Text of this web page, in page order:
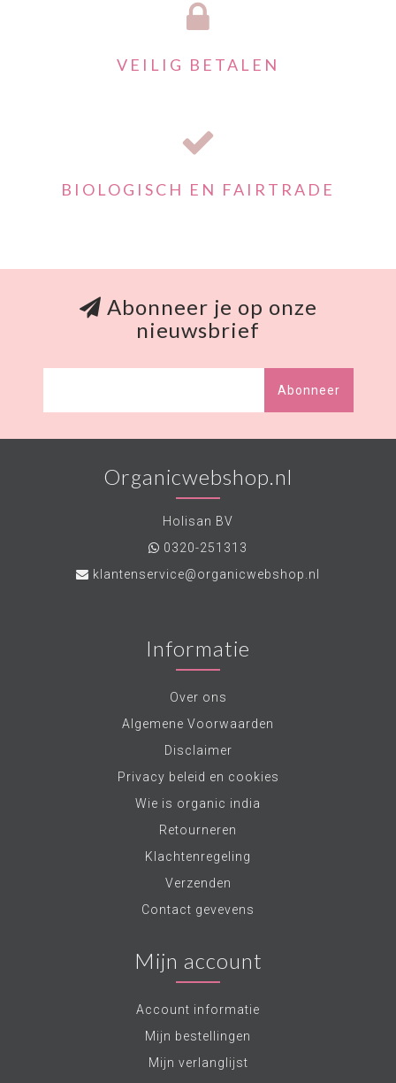
VEILIG BETALEN
BIOLOGISCH EN FAIRTRADE
Abonneer je op onze
nieuwsbrief
Abonneer
Organicwebshop.nl
Holisan BV
0320-251313
klantenservice@organicwebshop.nl
Informatie
Over ons
Algemene Voorwaarden
Disclaimer
Privacy beleid en cookies
Wie is organic india
Retourneren
Klachtenregeling
Verzenden
Contact gevevens
Mijn account
Account informatie
Mijn bestellingen
Mijn verlanglijst